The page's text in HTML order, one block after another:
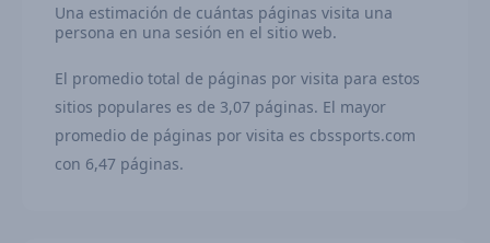
Una estimación de cuántas páginas visita una
persona en una sesión en el sitio web.
El promedio total de páginas por visita para estos
sitios populares es de 3,07 páginas. El mayor
promedio de páginas por visita es cbssports.com
con 6,47 páginas.